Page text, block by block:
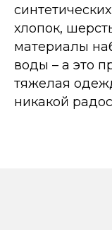
хлопок,
материалы
воды – а это
тяжелая
никакой